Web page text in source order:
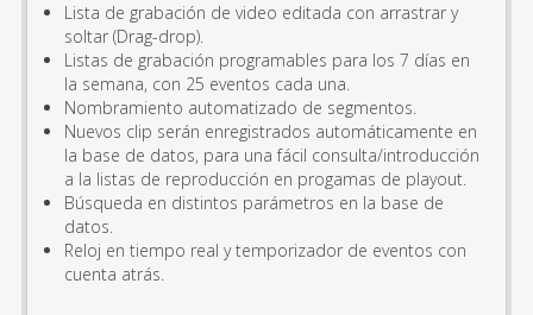
Lista de grabación de video editada con arrastrar y
soltar (Drag-drop).
Listas de grabación programables para los 7 días en
la semana, con 25 eventos cada una.
Nombramiento automatizado de segmentos.
Nuevos clip serán enregistrados automáticamente en
la base de datos, para una fácil consulta/introducción
a la listas de reproducción en progamas de playout.
Búsqueda en distintos parámetros en la base de
datos.
Reloj en tiempo real y temporizador de eventos con
cuenta atrás.